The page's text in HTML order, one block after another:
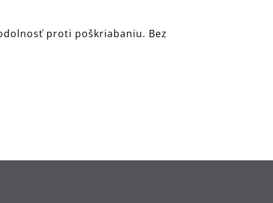
proti poškriabaniu. Bez